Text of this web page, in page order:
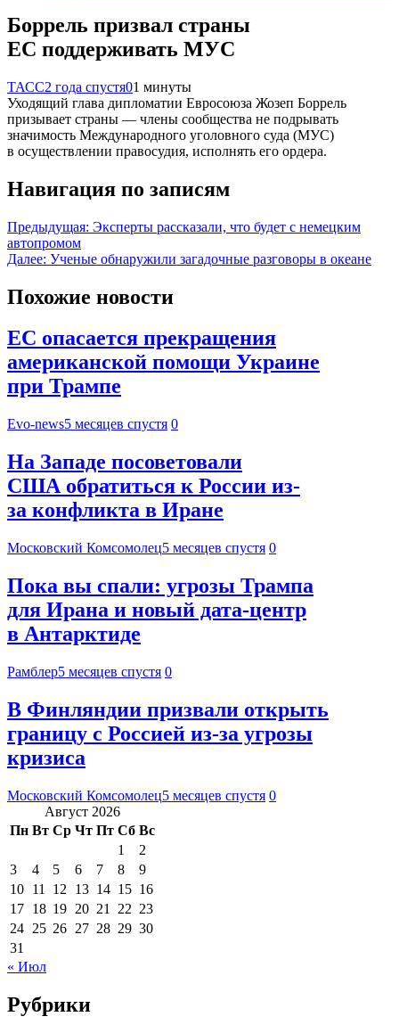
Боррель призвал страны
ЕС поддерживать МУС
ТАСС2 года спустя01 минуты
Уходящий глава дипломатии Евросоюза Жозеп Боррель
призывает страны — члены сообщества не подрывать
значимость Международного уголовного суда (МУС)
в осуществлении правосудия, исполнять его ордера.
Навигация по записям
Предыдущая: Эксперты рассказали, что будет с немецким
автопромом
Далее: Ученые обнаружили загадочные разговоры в океане
Похожие новости
ЕС опасается прекращения
американской помощи Украине
при Трампе
Evo-news5 месяцев спустя 0
На Западе посоветовали
США обратиться к России из-
за конфликта в Иране
Московский Комсомолец5 месяцев спустя 0
Пока вы спали: угрозы Трампа
для Ирана и новый дата-центр
в Антарктиде
Рамблер5 месяцев спустя 0
В Финляндии призвали открыть
границу с Россией из-за угрозы
кризиса
Московский Комсомолец5 месяцев спустя 0
Август 2026
Пн Вт Ср Чт Пт Сб Вс
1
2
3
4 5 6 7 8
9
10 11 12 13 14 15 16
17 18 19 20 21 22 23
24 25 26 27 28 29 30
31
« Июл
Рубрики